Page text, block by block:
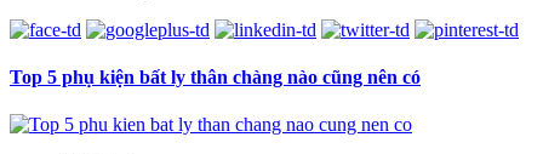
Top 5 phụ kiện bất ly thân chàng nào cũng nên có